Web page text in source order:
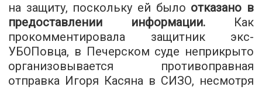
на защиту, поскольку ей было отказано в
предоставлении информации. Как
прокомментировала защитник экс-
УБОПовца, в Печерском суде неприкрыто
организовывается противоправная
отправка Игоря Касяна в СИЗО, несмотря